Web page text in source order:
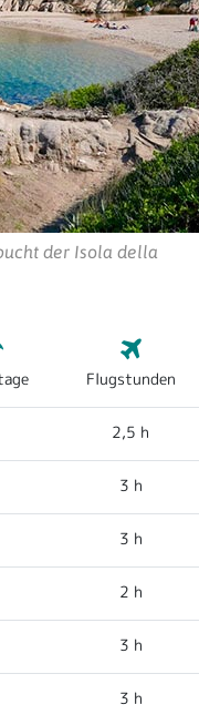
der Isola della
Flugstunden
2,5 h
3 h
3 h
2 h
3 h
3 h